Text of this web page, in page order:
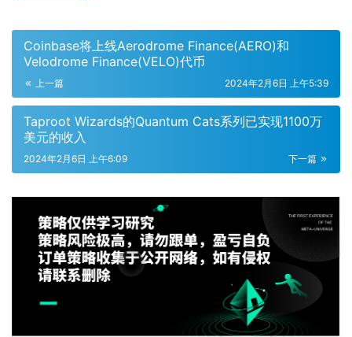
Coinbase将上线Aerodrome Finance(AERO)和
Velodrome Finance(VELO)代币
上一篇 2024年2月6日 上午5:39
Taproot Wizards的Quantum Cats系列已实现1100万
美元的收入
下一篇
2024年2月6日 上午6:09